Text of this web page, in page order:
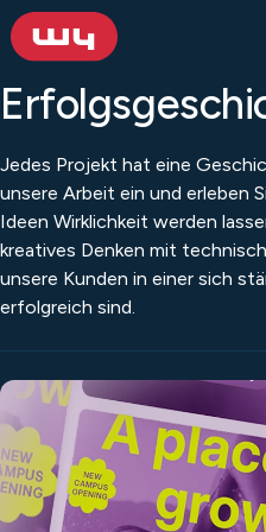
Jedes Projekt hat eine
unsere Arbeit ein und erleben
Ideen Wirklichkeit werden
kreatives Denken mit
unsere Kunden in einer sich
erfolgreich sind.